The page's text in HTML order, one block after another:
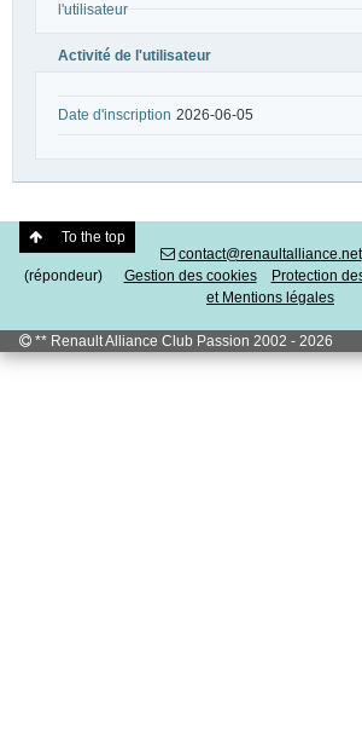
l'utilisateur
Activité de l'utilisateur
Date d'inscription 2026-06-05
To the top
contact@renaultalliance.net
(répondeur) Gestion des cookies
Protection
et Mentions légales
** Renault Alliance Club Passion 2002 - 2026